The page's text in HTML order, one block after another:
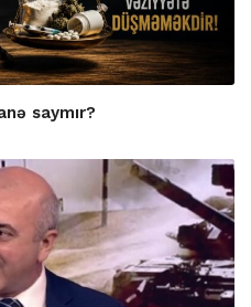
saymır?